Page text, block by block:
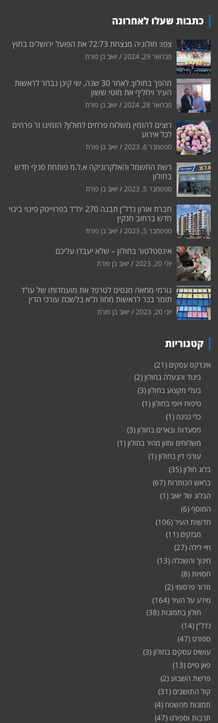
כתבות שעלו לאחרונה
צפו: חולוניה מנצחת 72:73 את הפועל ירושלים בחוץ
פברואר 29, 2024 יואב בן פורת
מהפך בחולון: לאחר 30 שנה, שי קינן נבחר לראשות
העיר ויחליף את מוטי ששון
פברואר 28, 2024 יואב בן פורת
רוצים להזמין משלוח פרחים לחולון? הזמינו זר פרחים
לכל אירוע
ספטמבר 6, 2023 יואב בן פורת
רשת החשמל והאלקרוניקה א.ל.מ פותחת סניף חדש
בחולון
ספטמבר 5, 2023 יואב בן פורת
חברת אורון נדל"ן תבנה 270 יח"ד בפרוייטק פינוי בינוי
חדש ברחוב חנקין
ספטמבר 5, 2023 יואב בן פורת
אינסטלטור בחולון – שלא יעבדו עליכם
יולי 20, 2023 יואב בן פורת
גורמי מחאה מנסים לטרפד את מועמדותו של עו"ד
תומר בכר לראשות מחוז ת"א בלשכת עורכי הדין
יוני 20, 2023 יואב בן פורת
קטגוריות
אינדקס עסקים (21)
ביגוד והנעלה בחולון (2)
בעלי מקצוע בחולון (3)
טיפוח ויופי בחולון (1)
כלי נגינה (1)
מסעדות ובארים בחולון (3)
משלוחים ומזון מהיר בחולון (1)
עורכי דין בחולון (1)
בלוג חולון (35)
בראש הכותרות (67)
הבלוג של יואב (1)
המוסף (6)
חדשות העיר (106)
מבזקים (11)
חיי לילה (27)
חינוך והשכלה (13)
חסויות (8)
מדור פרסומי (2)
מידע על העיר (164)
חולון בתמונות (38)
נדל"ן (14)
ספורט (47)
עושים עסקים בחולון (3)
פאן טיים (13)
פרשת השבוע (2)
קול התושבים (31)
תמונות מהשטח (4)
תרבות וספורט (47)